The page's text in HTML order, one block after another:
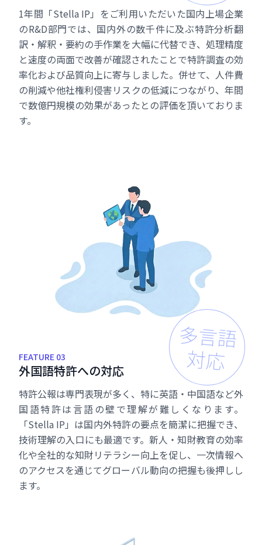
1年間「Stella IP」をご利用いただいた国内上場企業
のR&D部門では、国内外の数千件に及ぶ特許分析翻
訳・解釈・要約の手作業を大幅に代替でき、処理精度
と速度の両面で改善が確認されたことで特許調査の効
率化および品質向上に寄与しました。併せて、人件費
の削減や他社権利侵害リスクの低減につながり、年間
で数億円規模の効果があったとの評価を頂いておりま
す。
FEATURE 03
多言語
対応
外国語特許への対応
特許公報は専門表現が多く、特に英語・中国語など外
国語特許は言語の壁で理解が難しくなります。
「Stella IP」は国内外特許の要点を簡潔に把握でき、
技術理解の入口にも最適です。新人・知財教育の効率
化や全社的な知財リテラシー向上を促し、一次情報へ
のアクセスを通じてグローバル動向の把握も後押しし
ます。